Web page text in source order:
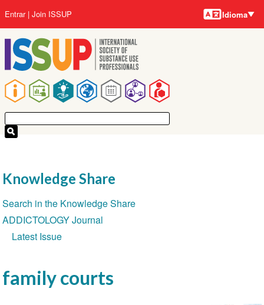
para
o
conteúdo
principal
Navegação
principal
Menu
da
conta
do
usuário
Entrar Join ISSUP Idiomas
Idioma
family courts
Knowledge Share
Seção
de
Navegação
Search in the Knowledge Share
ADDICTOLOGY Journal
Latest Issue